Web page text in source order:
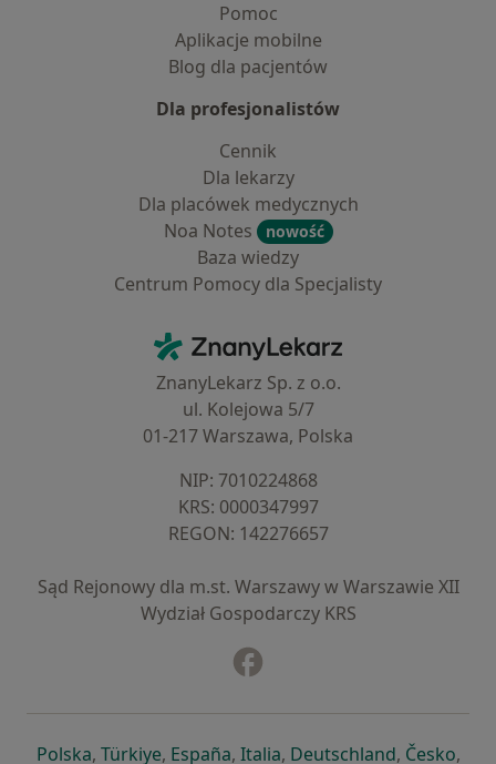
Pomoc
Aplikacje mobilne
Blog dla pacjentów
Dla profesjonalistów
Cennik
Dla lekarzy
Dla placówek medycznych
Noa Notes
nowość
Baza wiedzy
Centrum Pomocy dla Specjalisty
ZnanyLekarz - Strona główna
ZnanyLekarz Sp. z o.o.
ul. Kolejowa 5/7
01-217 Warszawa, Polska
NIP: ⁠7010224868
KRS: ⁠0000347997
REGON: ⁠142276657
Sąd Rejonowy dla m.st. Warszawy w Warszawie XII
Wydział Gospodarczy KRS
Polskaotwiera się w nowej karcie
, Türkiyeotwiera się w nowej karcie
, Españaotwiera się w nowej karcie
, Italiaotwiera się w nowej
, Deutschlandotwiera się
, Česko,